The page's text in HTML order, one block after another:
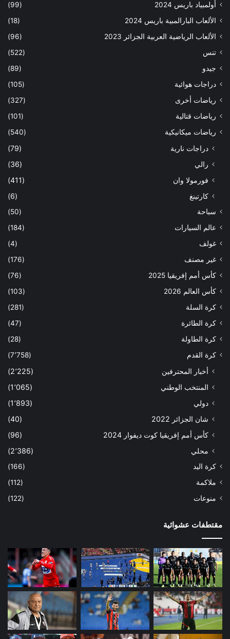
أولمبياد باريس 2024
(99)
الألعاب البارالمبية باريس 2024
(18)
الألعاب الرياضية العربية الجزائر 2023
(96)
تنس
(522)
جيدو
(89)
دراجات هوائية
(105)
رياضات أخرى
(327)
رياضات قتالية
(101)
رياضات ميكانيكية
(540)
دراجات نارية
(79)
رالي
(36)
فورمولا وان
(411)
كارتينغ
(6)
سباحة
(50)
عالم السيارات
(184)
غولف
(4)
غير مصنف
(176)
كأس أمم إفريقيا 2025
(76)
كأس العالم 2026
(103)
كرة السلة
(281)
كرة الطائرة
(47)
كرة الطاولة
(28)
كرة القدم
(7٬758)
أخبار المحترفين
(2٬225)
المنتخب الوطني
(1٬065)
دولي
(1٬893)
شان الجزائر 2022
(40)
كأس أمم إفريقيا كوت ديفوار 2024
(96)
محلي
(2٬386)
كرة اليد
(166)
ملاكمة
(112)
منوعات
(122)
مقتطفات عشوائية